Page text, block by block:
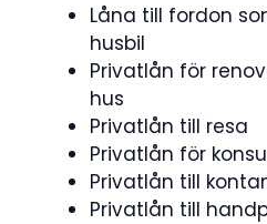
Låna till fordon
husbil
Privatlån för
hus
Privatlån till resa
Privatlån för
Privatlån till
Privatlån till